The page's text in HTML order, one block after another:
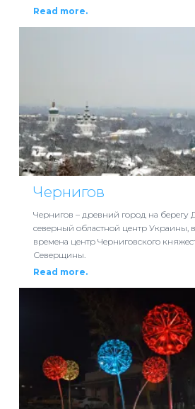
Read more.
Чернигов
Чернигов – древний город на берегу
северный областной центр Украины,
времена центр Черниговского
Северщины.
Read more.